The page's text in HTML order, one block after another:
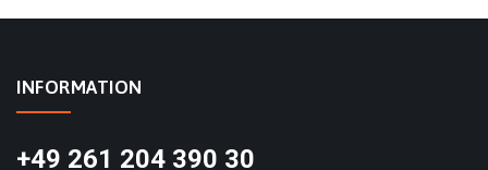
INFORMATION
+49 261 204 390 30